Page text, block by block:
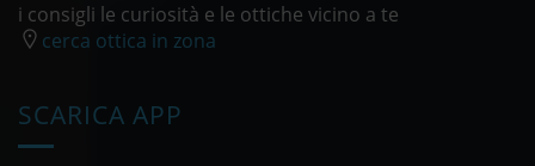
i consigli le curiosità e le ottiche vicino a te
cerca ottica in zona
SCARICA APP